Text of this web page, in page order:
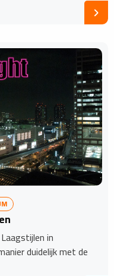
in
duidelijk met de